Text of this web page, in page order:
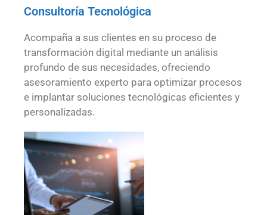
Consultoría Tecnológica
Acompaña a sus clientes en su proceso de
transformación digital mediante un análisis
profundo de sus necesidades, ofreciendo
asesoramiento experto para optimizar procesos
e implantar soluciones tecnológicas eficientes y
personalizadas.